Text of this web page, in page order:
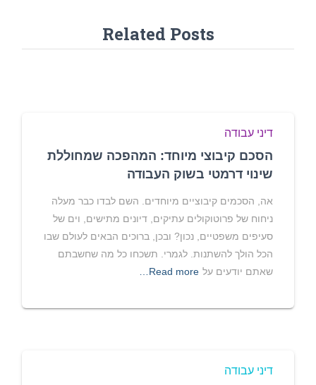
Related Posts
דיני עבודה
הסכם קיבוצי מיוחד: המהפכה שמחוללת
שינוי דרמטי בשוק העבודה
אה, הסכמים קיבוציים מיוחדים. השם לבדו כבר מעלה
ניחוח של פרוטוקולים עתיקים, דיונים מתישים, וים של
סעיפים משפטיים, נכון? ובכן, ברוכים הבאים לעולם שבו
הכל הולך להשתנות. לגמרי. תשכחו כל מה שחשבתם
שאתם יודעים על Read more…
דיני עבודה